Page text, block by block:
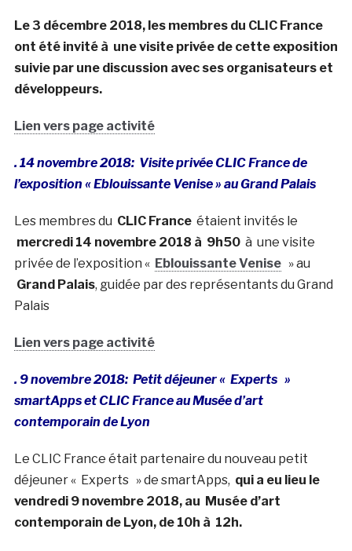
Le 3 décembre 2018, les membres du CLIC France
ont été invité à une visite privée de cette exposition
suivie par une discussion avec ses organisateurs et
développeurs.
Lien vers page activité
. 14 novembre 2018: Visite privée CLIC France de
l’exposition « Eblouissante Venise » au Grand Palais
Les membres du CLIC Franceétaient invités le
mercredi 14 novembre 2018 à 9h50 à une visite
privée de l’exposition « Eblouissante Venise» au
Grand Palais, guidée par des représentants du Grand
Palais
Lien vers page activité
. 9 novembre 2018: Petit déjeuner « Experts »
smartApps et CLIC France au Musée d’art
contemporain de Lyon
Le CLIC France était partenaire du nouveau petit
déjeuner « Experts » de smartApps, qui a eu lieu le
vendredi 9 novembre 2018, au Musée d’art
contemporain de Lyon, de 10h à 12h.